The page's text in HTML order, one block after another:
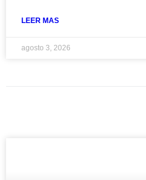
LEER MAS
agosto 3, 2026